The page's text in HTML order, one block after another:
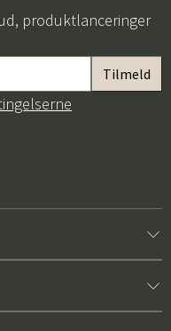
produktlanceringer